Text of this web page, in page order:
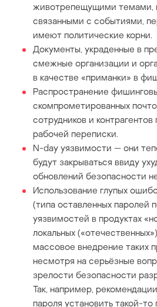
животрепещущими темами,
связанными с событиями,
имеют политические корни.
Документы, украденные в
смежные организации и
в качестве «приманки» в
Распространение
скомпрометированных
сотрудников и
рабочей переписки.
N-day уязвимости — они
будут закрываться ввиду
обновлений безопасности
Использование глупых
(типа оставленных паролей
уязвимостей в продуктах
локальных
массовое внедрение таких
несмотря на серьёзные
зрелости безопасности
Так, например,
пароля установить такой-